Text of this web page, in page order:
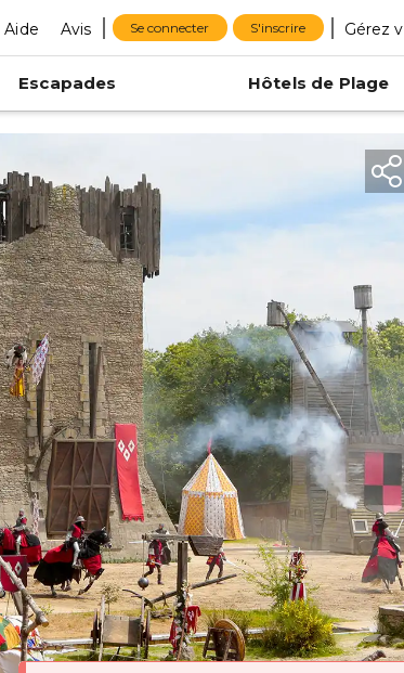
Aide Avis Se connecter S'inscrire Gérez
Escapades Hôtels de Plage